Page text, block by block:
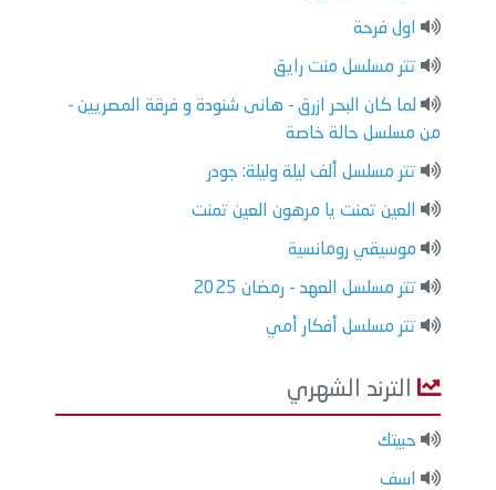
اول فرحة
تتر مسلسل منت رايق
لما كان البحر ازرق - هانى شنودة و فرقة المصريين -
من مسلسل حالة خاصة
تتر مسلسل ألف ليلة وليلة: جودر
العين تمنت يا مرهون العين تمنت
موسيقي رومانسية
تتر مسلسل العهد - رمضان 2025
تتر مسلسل أفكار أمي
الترند الشهري
حبيتك
اسف